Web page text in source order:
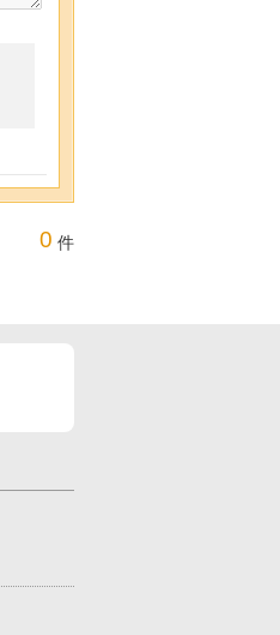
0 件